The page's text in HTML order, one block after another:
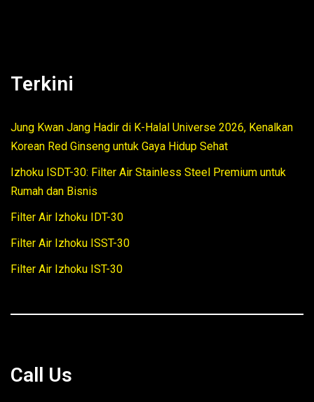
Terkini
Jung Kwan Jang Hadir di K-Halal Universe 2026, Kenalkan
Korean Red Ginseng untuk Gaya Hidup Sehat
Izhoku ISDT-30: Filter Air Stainless Steel Premium untuk
Rumah dan Bisnis
Filter Air Izhoku IDT-30
Filter Air Izhoku ISST-30
Filter Air Izhoku IST-30
Call Us